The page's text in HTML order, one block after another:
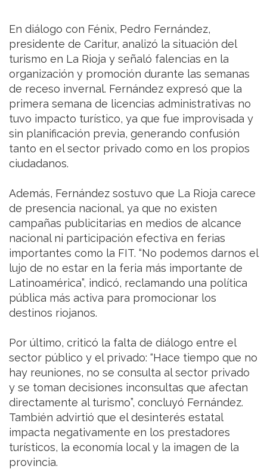
En diálogo con Fénix, Pedro Fernández,
presidente de Caritur, analizó la situación del
turismo en La Rioja y señaló falencias en la
organización y promoción durante las semanas
de receso invernal. Fernández expresó que la
primera semana de licencias administrativas no
tuvo impacto turístico, ya que fue improvisada y
sin planificación previa, generando confusión
tanto en el sector privado como en los propios
ciudadanos.
Además, Fernández sostuvo que La Rioja carece
de presencia nacional, ya que no existen
campañas publicitarias en medios de alcance
nacional ni participación efectiva en ferias
importantes como la FIT. “No podemos darnos el
lujo de no estar en la feria más importante de
Latinoamérica”, indicó, reclamando una política
pública más activa para promocionar los
destinos riojanos.
Por último, criticó la falta de diálogo entre el
sector público y el privado: “Hace tiempo que no
hay reuniones, no se consulta al sector privado
y se toman decisiones inconsultas que afectan
directamente al turismo”, concluyó Fernández.
También advirtió que el desinterés estatal
impacta negativamente en los prestadores
turísticos, la economía local y la imagen de la
provincia.